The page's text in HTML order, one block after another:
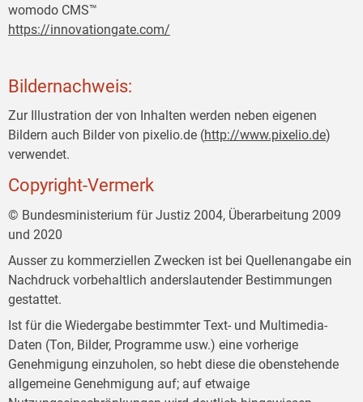
womodo CMS™
https://innovationgate.com/
Bildernachweis:
Zur Illustration der von Inhalten werden neben eigenen
Bildern auch Bilder von pixelio.de (http://www.pixelio.de)
verwendet.
Copyright-Vermerk
© Bundesministerium für Justiz 2004, Überarbeitung 2009
und 2020
Ausser zu kommerziellen Zwecken ist bei Quellenangabe ein
Nachdruck vorbehaltlich anderslautender Bestimmungen
gestattet.
Ist für die Wiedergabe bestimmter Text- und Multimedia-
Daten (Ton, Bilder, Programme usw.) eine vorherige
Genehmigung einzuholen, so hebt diese die obenstehende
allgemeine Genehmigung auf; auf etwaige